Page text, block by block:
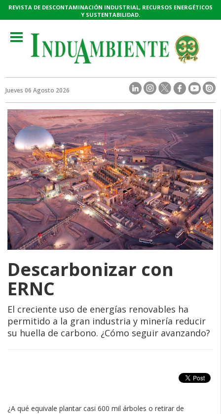
REVISTA DE DESCONTAMINACIÓN INDUSTRIAL, RECURSOS ENERGÉTICOS
Y SUSTENTABILIDAD.
Toggle
navigation
Jueves 06 Agosto 2026
Descarbonizar con
ERNC
El creciente uso de energías renovables ha
permitido a la gran industria y minería reducir
su huella de carbono. ¿Cómo seguir avanzando?
¿A qué equivale plantar casi 600 mil árboles o retirar de